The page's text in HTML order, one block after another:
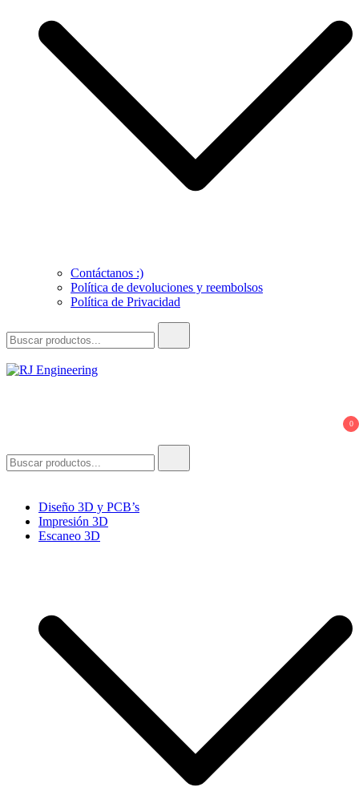
Contáctanos :)
Política de devoluciones y reembolsos
Política de Privacidad
0
Diseño 3D y PCB’s
Impresión 3D
Escaneo 3D